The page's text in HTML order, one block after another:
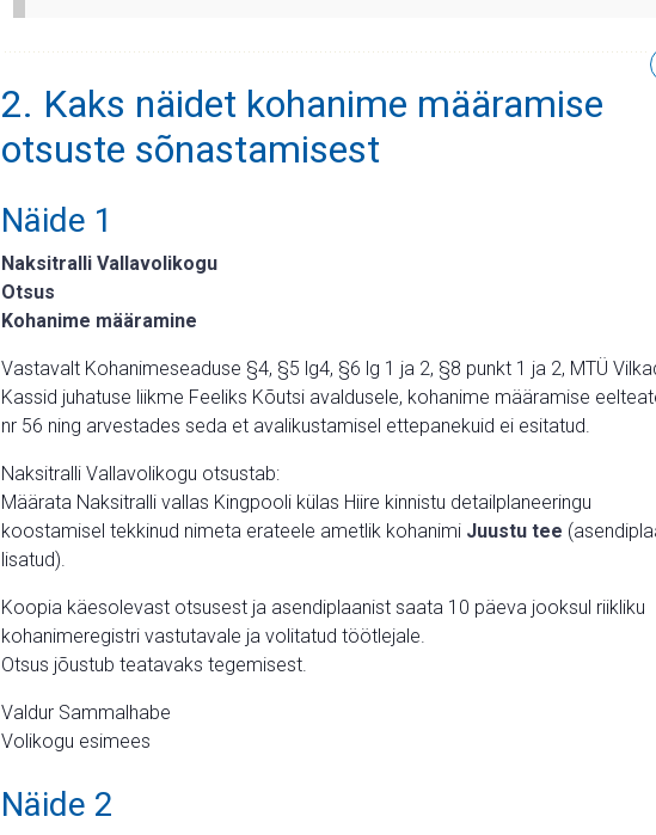
2. Kaks näidet kohanime määramise
otsuste sõnastamisest
Näide 1
Naksitralli Vallavolikogu
Otsus
Kohanime määramine
Vastavalt Kohanimeseaduse §4, §5 lg4, §6 lg 1 ja 2, §8 punkt 1 ja 2, MTÜ
Kassid juhatuse liikme Feeliks Kõutsi avaldusele, kohanime määramise
nr 56 ning arvestades seda et avalikustamisel ettepanekuid ei esitatud.
Naksitralli Vallavolikogu otsustab:
Määrata Naksitralli vallas Kingpooli külas Hiire kinnistu detailplaneeringu
koostamisel tekkinud nimeta erateele ametlik kohanimi Juustu tee
lisatud).
Koopia käesolevast otsusest ja asendiplaanist saata 10 päeva jooksul riikliku
kohanimeregistri vastutavale ja volitatud töötlejale.
Otsus jõustub teatavaks tegemisest.
Valdur Sammalhabe
Volikogu esimees
Näide 2